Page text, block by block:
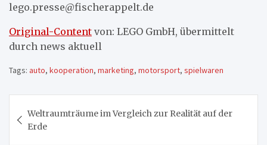
lego.presse@fischerappelt.de
Original-Content von: LEGO GmbH, übermittelt
durch news aktuell
Tags: auto, kooperation, marketing, motorsport, spielwaren
Weltraumträume im Vergleich zur Realität auf der
Erde